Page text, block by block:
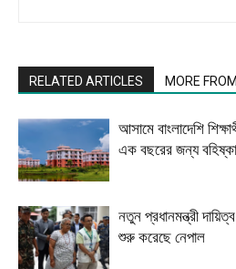
RELATED ARTICLES MORE
আসামে বাংলাদেশি
এক বছরের জন্য
নতুন প্রধানমন্ত্রী
শুরু করেছে নেপাল